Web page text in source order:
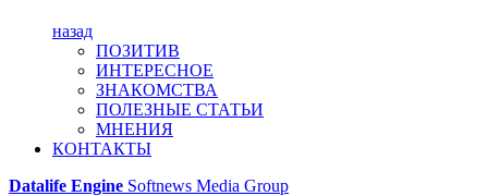
назад
ПОЗИТИВ
ИНТЕРЕСНОЕ
ЗНАКОМСТВА
ПОЛЕЗНЫЕ СТАТЬИ
МНЕНИЯ
КОНТАКТЫ
Datalife Engine Softnews Media Group